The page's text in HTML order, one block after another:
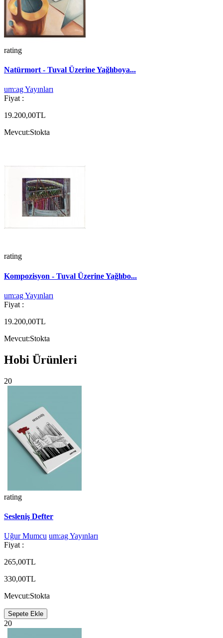
rating
Natürmort - Tuval Üzerine Yağlıboya...
um:ag Yayınları
Fiyat :
19.200,00TL
Mevcut:Stokta
rating
Kompozisyon - Tuval Üzerine Yağlıbo...
um:ag Yayınları
Fiyat :
19.200,00TL
Mevcut:Stokta
Hobi Ürünleri
20
rating
Sesleniş Defter
Uğur Mumcu um:ag Yayınları
Fiyat :
265,00TL
330,00TL
Mevcut:Stokta
Sepete Ekle
20